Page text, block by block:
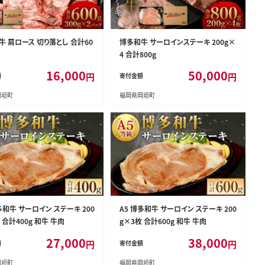
肩ロース 切り落とし 合計60
16,000円
町
博多和牛 サーロインステーキ 200g×
4 合計800g
寄付金額 50,000円
福岡県岡垣町
牛 サーロイン ステーキ 200
計400g 和牛 牛肉
27,000円
町
A5 博多和牛 サーロイン ステーキ 200
g×3枚 合計600g 和牛 牛肉
寄付金額 38,000円
福岡県岡垣町